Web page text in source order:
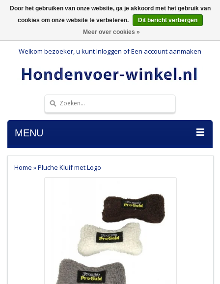
Welkom bezoeker, u kuntInloggen ofEen account aanmaken
MENU
Home »Pluche Kluif met Logo
Door het gebruiken van onze website, ga je akkoord met het gebruik van
cookies om onze website te verbeteren.
Dit bericht verbergen
Meer over cookies »